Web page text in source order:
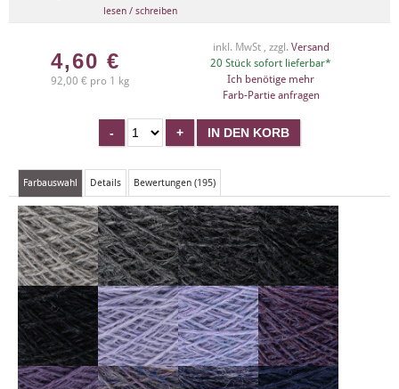
lesen / schreiben
4,60 €
92,00 € pro 1 kg
inkl. MwSt , zzgl. Versand
20 Stück sofort lieferbar*
Ich benötige mehr
Farb-Partie anfragen
Farbauswahl Details Bewertungen (195)